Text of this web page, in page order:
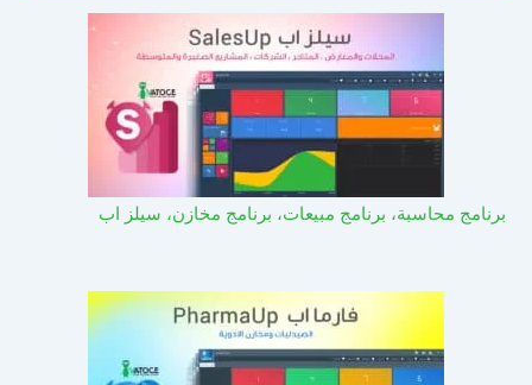
برنامج محاسبة، برنامج مبيعات، برنامج مخازن، سيلز اب